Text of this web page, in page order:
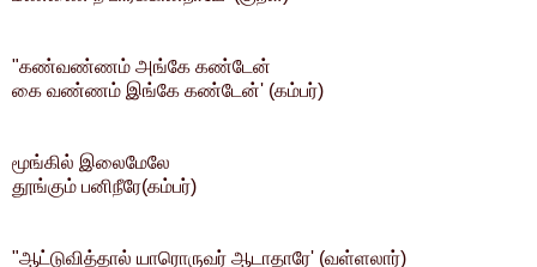
"கண்வண்ணம் அங்கே கண்டேன்
கை வண்ணம் இங்கே கண்டேன்' (கம்பர்)
மூங்கில் இலைமேலே
தூங்கும் பனிநீரே(கம்பர்)
"ஆட்டுவித்தால் யாரொருவர் ஆடாதாரே' (வள்ளலார்)